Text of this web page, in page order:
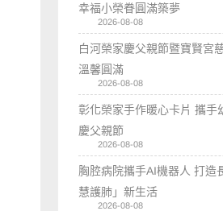
幸福小榮眷圓滿築夢
2026-08-08
白河榮家慶父親節暨寶賢宮
溫馨圓滿
2026-08-08
彰化榮家手作暖心卡片 攜手
慶父親節
2026-08-08
胸腔病院攜手AI機器人 打造
慧護肺」新生活
2026-08-08